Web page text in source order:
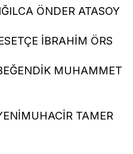
ÖNDER ATASOY
İBRAHİM ÖRS
MUHAMMET
TAMER